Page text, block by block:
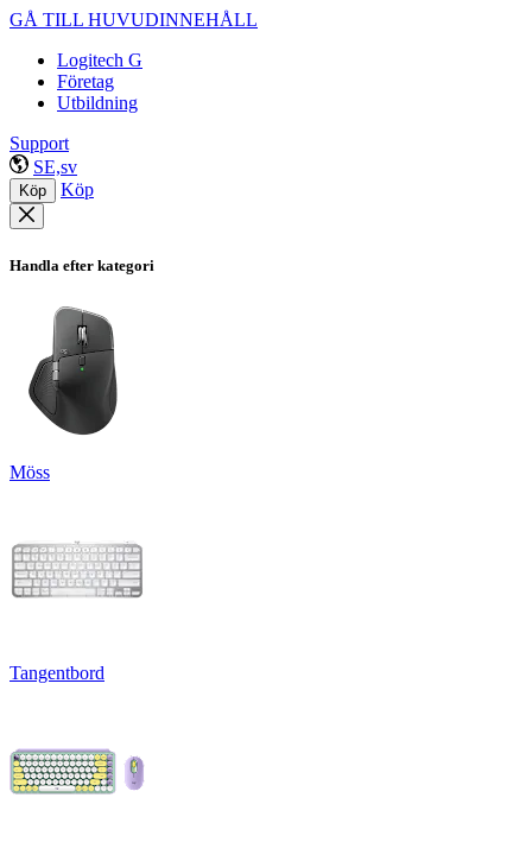
GÅ TILL HUVUDINNEHÅLL
Logitech G
Företag
Utbildning
Support
SE,sv
Köp Köp
Handla efter kategori
Möss
Tangentbord